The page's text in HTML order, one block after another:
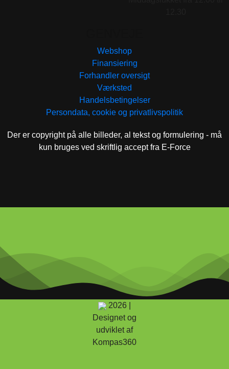
Webshop
Finansiering
Forhandler oversigt
Værksted
Handelsbetingelser
Persondata, cookie og privatlivspolitik
Der er copyright på alle billeder, al tekst og formulering - må
kun bruges ved skriftlig accept fra E-Force
2026 |
Designet og
udviklet af
Kompas360